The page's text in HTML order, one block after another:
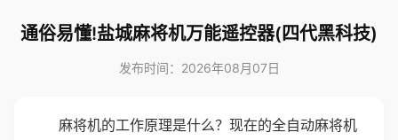
通俗易懂!盐城麻将机万能遥控器(四代黑科技)
发布时间：2026年08月07日
麻将机的工作原理是什么？现在的全自动麻将机